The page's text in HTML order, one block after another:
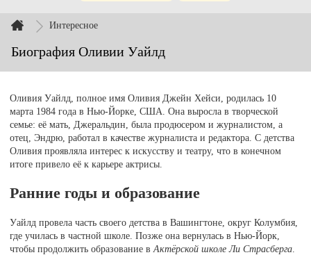
Интересное
Биография Оливии Уайлд
Оливия Уайлд, полное имя Оливия Джейн Хейси, родилась 10
марта 1984 года в Нью-Йорке, США. Она выросла в творческой
семье: её мать, Джеральдин, была продюсером и журналистом, а
отец, Эндрю, работал в качестве журналиста и редактора. С детства
Оливия проявляла интерес к искусству и театру, что в конечном
итоге привело её к карьере актрисы.
Ранние годы и образование
Уайлд провела часть своего детства в Вашингтоне, округ Колумбия,
где училась в частной школе. Позже она вернулась в Нью-Йорк,
чтобы продолжить образование вАктёрской школе Ли Страсберга